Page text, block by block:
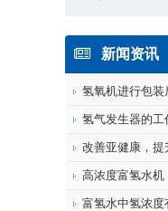
新闻资讯
氢气发生器的工
改善亚健康，提
富氢水中氢浓度